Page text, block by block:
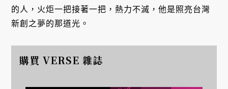
的人，火炬一把接著一把，熱力不滅，他是照亮台灣
新創之夢的那道光。
購買 VERSE 雜誌